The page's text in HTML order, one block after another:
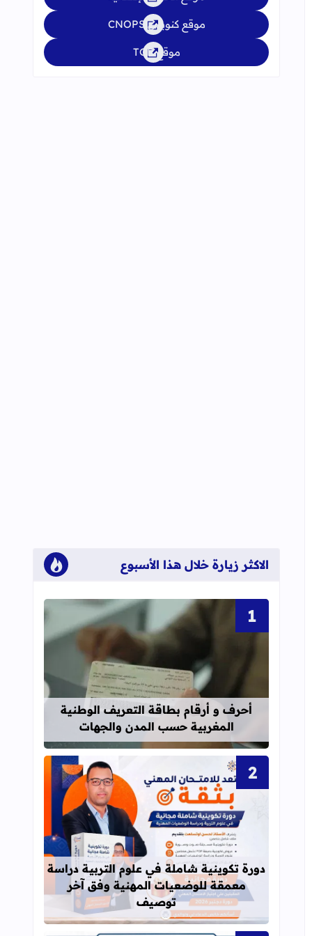
موقع كنوبس CNOPS
موقع TGR
الاكثر زيارة خلال هذا الأسبوع
قراءة المزيد عن أحرف و أرقام
أحرف و أرقام بطاقة التعريف الوطنية
المغربية حسب المدن والجهات
قراءة المزيد عن دورة تكوينية
دورة تكوينية شاملة في علوم التربية دراسة
معمقة للوضعيات المهنية وفق آخر
توصيف